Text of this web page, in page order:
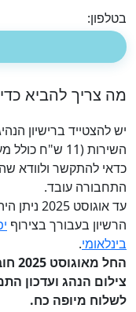
בטלפון:
מה צריך להביא כדי
יש להצטייד ברישיון
השירות (11
כדאי להתקשר ולוודא
התחבורה עובד.
עד
הרשיון בעבורך בצירוף
בינלאומי.
צילום הנהג ועדכון
לשלוח מיופה כח.